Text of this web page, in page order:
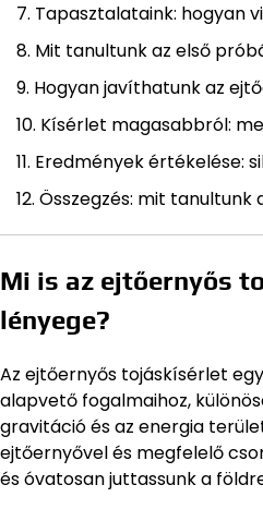
Tapasztalataink: hogyan
Mit tanultunk az első
Hogyan javíthatunk az
Kísérlet magasabbról:
Eredmények értékelése:
Összegzés: mit
Mi is az ejtőernyős
lényege?
Az ejtőernyős tojáskísérlet
alapvető fogalmaihoz,
gravitáció és az energia
ejtőernyővel és megfelelő
és óvatosan juttassunk a